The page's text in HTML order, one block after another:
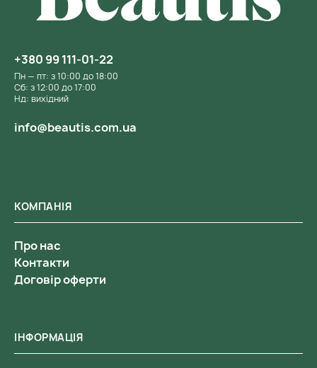
ІНФОРМАЦІЯ
КОМПАНІЯ
Про нас
Контакти
Договір оферти
+380 99 111-01-22
Пн — пт: з 10:00 до 18:00
Сб: з 12:00 до 17:00
Нд: вихідний
info@beautis.com.ua